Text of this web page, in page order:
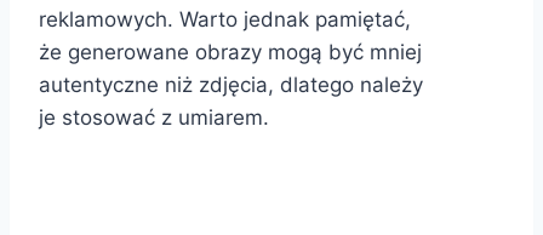
reklamowych. Warto jednak pamiętać,
że generowane obrazy mogą być mniej
autentyczne niż zdjęcia, dlatego należy
je stosować z umiarem.